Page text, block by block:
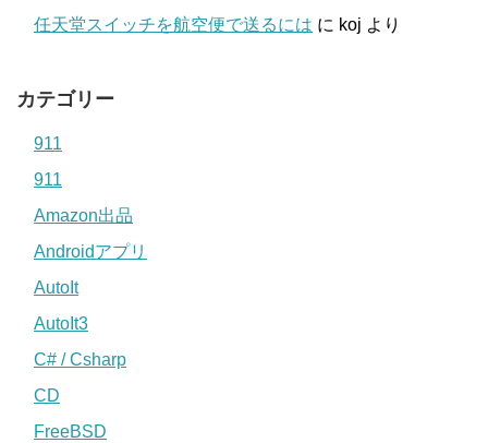
任天堂スイッチを航空便で送るには に koj より
カテゴリー
911
911
Amazon出品
Androidアプリ
AutoIt
AutoIt3
C# / Csharp
CD
FreeBSD